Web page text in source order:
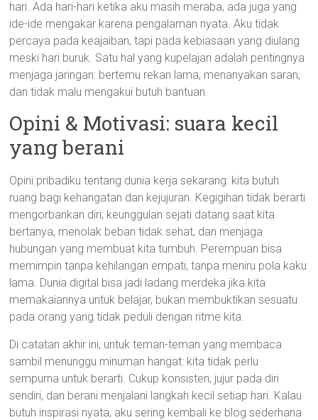
hari. Ada hari-hari ketika aku masih meraba, ada juga yang
ide-ide mengakar karena pengalaman nyata. Aku tidak
percaya pada keajaiban, tapi pada kebiasaan yang diulang
meski hari buruk. Satu hal yang kupelajari adalah pentingnya
menjaga jaringan: bertemu rekan lama, menanyakan saran,
dan tidak malu mengakui butuh bantuan.
Opini & Motivasi: suara kecil
yang berani
Opini pribadiku tentang dunia kerja sekarang: kita butuh
ruang bagi kehangatan dan kejujuran. Kegigihan tidak berarti
mengorbankan diri; keunggulan sejati datang saat kita
bertanya, menolak beban tidak sehat, dan menjaga
hubungan yang membuat kita tumbuh. Perempuan bisa
memimpin tanpa kehilangan empati, tanpa meniru pola kaku
lama. Dunia digital bisa jadi ladang merdeka jika kita
memakaiannya untuk belajar, bukan membuktikan sesuatu
pada orang yang tidak peduli dengan ritme kita.
Di catatan akhir ini, untuk teman-teman yang membaca
sambil menunggu minuman hangat: kita tidak perlu
sempurna untuk berarti. Cukup konsisten, jujur pada diri
sendiri, dan berani menjalani langkah kecil setiap hari. Kalau
butuh inspirasi nyata, aku sering kembali ke blog sederhana